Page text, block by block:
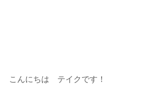
こんにちは　テイクです！